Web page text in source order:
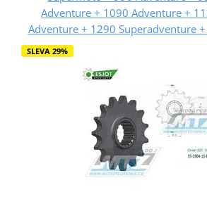
Adventure + 1090 Adventure +
Adventure + 1290 Superadventure
SLEVA 29%